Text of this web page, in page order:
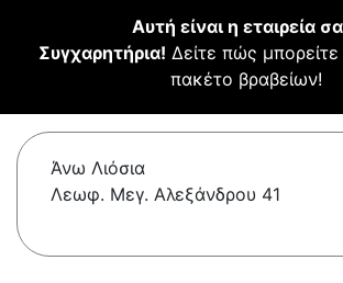
Αυτή είναι η εταιρεία
Συγχαρητήρια! Δείτε πώς
πακέτο βραβείων!
Άνω Λιόσια
Λεωφ. Μεγ. Αλεξάνδρου 41